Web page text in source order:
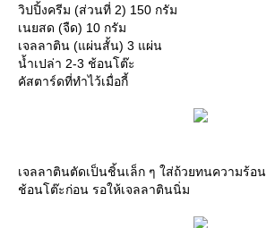
วิปปิ้งครีม (ส่วนที่ 2) 150 กรัม
เนยสด (จืด) 10 กรัม
เจลลาติน (แผ่นสั้น) 3 แผ่น
น้ำเปล่า 2-3 ช้อนโต๊ะ
คัสตาร์ดที่ทำไว้เมื่อกี้
เจลลาตินตัดเป็นชิ้นเล็ก ๆ ใส่ถ้วยทนความร้อ
ช้อนโต๊ะก่อน รอให้เจลลาตินนิ่ม